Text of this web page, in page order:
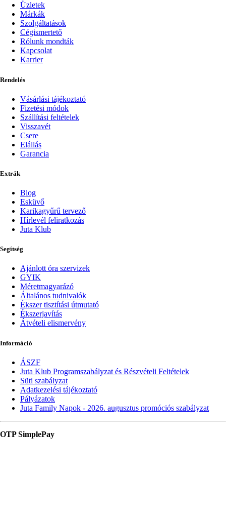
Üzletek
Márkák
Szolgáltatások
Cégismertető
Rólunk mondták
Kapcsolat
Karrier
Rendelés
Vásárlási tájékoztató
Fizetési módok
Szállítási feltételek
Visszavét
Csere
Elállás
Garancia
Extrák
Blog
Esküvő
Karikagyűrű tervező
Hírlevél feliratkozás
Juta Klub
Segítség
Ajánlott óra szervizek
GYIK
Méretmagyarázó
Általános tudnivalók
Ékszer tisztítási útmutató
Ékszerjavítás
Átvételi elismervény
Információ
ÁSZF
Juta Klub Programszabályzat és Részvételi Feltételek
Süti szabályzat
Adatkezelési tájékoztató
Pályázatok
Juta Family Napok - 2026. augusztus promóciós szabályzat
OTP SimplePay